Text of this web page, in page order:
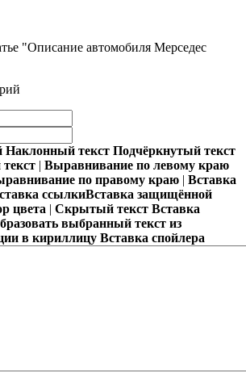
"Описание автомобиля Мерседес
Наклонный текст Подчёркнутый текст
| Выравнивание по левому краю
по правому краю | Вставка
ссылкиВставка защищённой
цвета | Скрытый текст Вставка
выбранный текст из
в кириллицу Вставка спойлера